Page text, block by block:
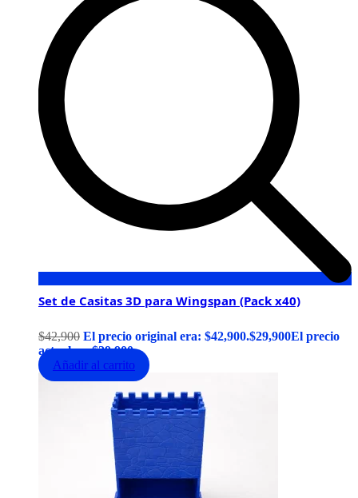
Set de Casitas 3D para Wingspan (Pack x40)
$42,900 El precio original era: $42,900.$29,900El precio
actual es: $29,900.
Añadir al carrito